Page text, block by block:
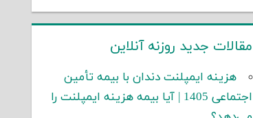
مقالات جدید روزنه آنلاین
هزینه ایمپلنت دندان با بیمه تأمین
اجتماعی 1405 | آیا بیمه هزینه ایمپلنت را